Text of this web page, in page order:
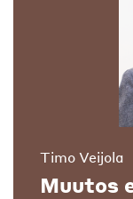
Timo Veijola
Muutos